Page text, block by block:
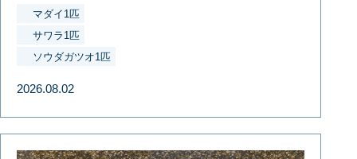
マダイ1匹
サワラ1匹
ソウダガツオ1匹
2026.08.02